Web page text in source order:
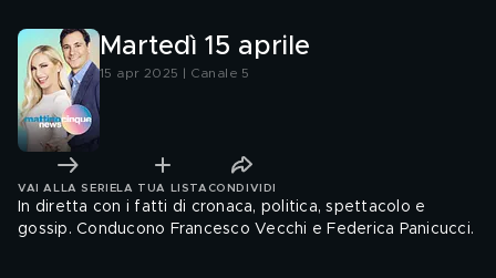
Martedì 15 aprile
15 apr 2025 | Canale 5
VAI ALLA SERIE LA TUA LISTA CONDIVIDI
In diretta con i fatti di cronaca, politica, spettacolo e
gossip. Conducono Francesco Vecchi e Federica Panicucci.